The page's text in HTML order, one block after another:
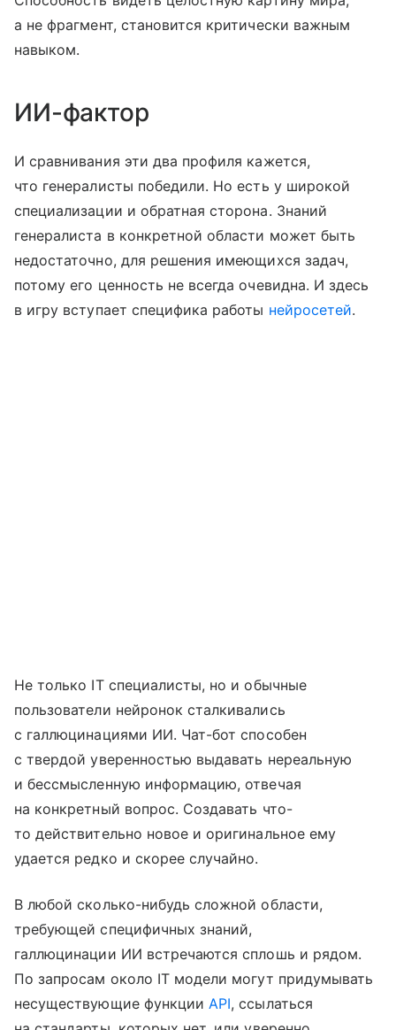
а не фрагмент, становится критически важным
навыком.
ИИ-фактор
И сравнивания эти два профиля кажется,
что генералисты победили. Но есть у широкой
специализации и обратная сторона. Знаний
генералиста в конкретной области может быть
недостаточно, для решения имеющихся задач,
потому его ценность не всегда очевидна. И здесь
в игру вступает специфика работы нейросетей.
Не только IT специалисты, но и обычные
пользователи нейронок сталкивались
с галлюцинациями ИИ. Чат-бот способен
с твердой уверенностью выдавать нереальную
и бессмысленную информацию, отвечая
на конкретный вопрос. Создавать что-
то действительно новое и оригинальное ему
удается редко и скорее случайно.
В любой сколько-нибудь сложной области,
требующей специфичных знаний,
галлюцинации ИИ встречаются сплошь и рядом.
По запросам около IT модели могут придумывать
несуществующие функции API, ссылаться